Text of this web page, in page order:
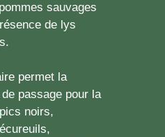
sauvages
de lys
permet la
passage pour la
noirs,